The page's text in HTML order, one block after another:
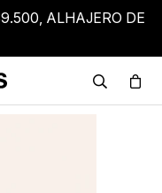
ALHAJERO DE